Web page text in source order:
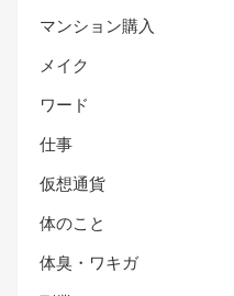
マンション購入
メイク
ワード
仕事
仮想通貨
体のこと
体臭・ワキガ